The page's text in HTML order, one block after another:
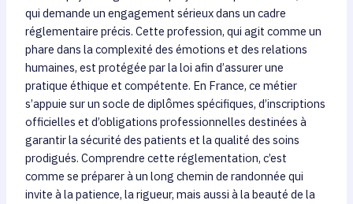
qui demande un engagement sérieux dans un cadre
réglementaire précis. Cette profession, qui agit comme un
phare dans la complexité des émotions et des relations
humaines, est protégée par la loi afin d’assurer une
pratique éthique et compétente. En France, ce métier
s’appuie sur un socle de diplômes spécifiques, d’inscriptions
officielles et d’obligations professionnelles destinées à
garantir la sécurité des patients et la qualité des soins
prodigués. Comprendre cette réglementation, c’est
comme se préparer à un long chemin de randonnée qui
invite à la patience, la rigueur, mais aussi à la beauté de la